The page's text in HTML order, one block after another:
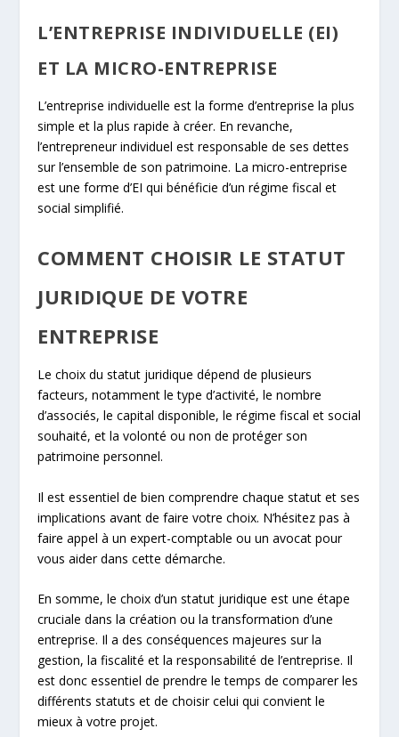
L’ENTREPRISE INDIVIDUELLE (EI)
ET LA MICRO-ENTREPRISE
L’entreprise individuelle est la forme d’entreprise la plus
simple et la plus rapide à créer. En revanche,
l’entrepreneur individuel est responsable de ses dettes
sur l’ensemble de son patrimoine. La micro-entreprise
est une forme d’EI qui bénéficie d’un régime fiscal et
social simplifié.
COMMENT CHOISIR LE STATUT
JURIDIQUE DE VOTRE
ENTREPRISE
Le choix du statut juridique dépend de plusieurs
facteurs, notamment le type d’activité, le nombre
d’associés, le capital disponible, le régime fiscal et social
souhaité, et la volonté ou non de protéger son
patrimoine personnel.
Il est essentiel de bien comprendre chaque statut et ses
implications avant de faire votre choix. N’hésitez pas à
faire appel à un expert-comptable ou un avocat pour
vous aider dans cette démarche.
En somme, le choix d’un statut juridique est une étape
cruciale dans la création ou la transformation d’une
entreprise. Il a des conséquences majeures sur la
gestion, la fiscalité et la responsabilité de l’entreprise. Il
est donc essentiel de prendre le temps de comparer les
différents statuts et de choisir celui qui convient le
mieux à votre projet.